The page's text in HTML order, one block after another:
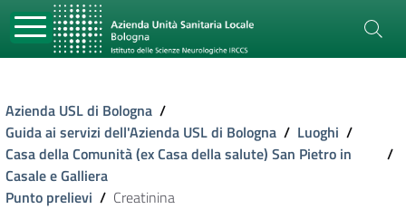
Azienda USL di Bologna /
Guida ai servizi dell'Azienda USL di Bologna / Luoghi /
Casa della Comunità (ex Casa della salute) San Pietro in
Casale e Galliera
/
Punto prelievi / Creatinina